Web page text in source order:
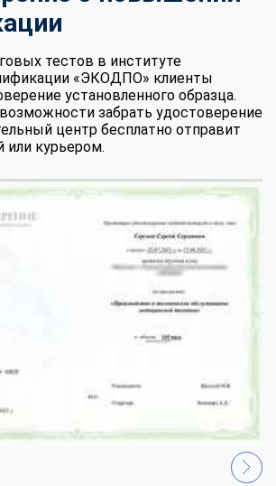
тестов в институте
«ЭКОДПО» клиенты
установленного образца.
забрать удостоверение
центр бесплатно отправит
или курьером.